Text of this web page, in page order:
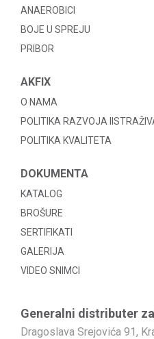
ANAEROBICI
BOJE U SPREJU
PRIBOR
AKFIX
O NAMA
POLITIKA RAZVOJA
POLITIKA KVALITETA
DOKUMENTA
KATALOG
BROŠURE
SERTIFIKATI
GALERIJA
VIDEO SNIMCI
Generalni distributer za
Dragoslava Srejovića 91,